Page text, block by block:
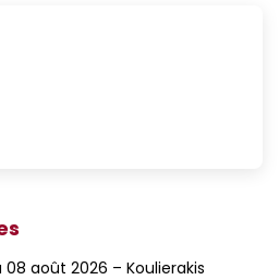
08 août 2026 – Koulierakis